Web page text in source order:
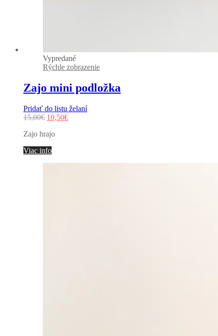
Vypredané
Rýchle zobrazenie
Zajo mini podložka
Pridať do listu želaní
15,00€ Original
was:
10,50€Current
Zajo hrajo
Viac info